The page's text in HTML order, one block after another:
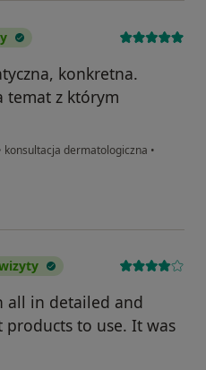
konkretna.
temat z którym
konsultacja dermatologiczna •
all in detailed and
to use. It was